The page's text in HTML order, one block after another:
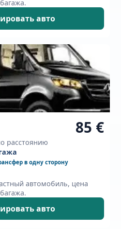
авто
расстоянию
85 €
в одну сторону
автомобиль, цена
авто